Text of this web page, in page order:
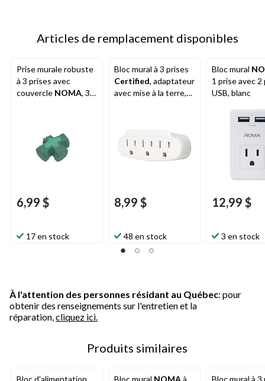
Articles de remplacement disponibles
Prise murale robuste
à 3 prises avec
couvercle NOMA, 3
6,99 $
17 en stock
Bloc mural à 3 prises
Certified, adaptateur
avec mise à la terre,
8,99 $
48 en stock
Bloc mural
1 prise avec
USB, blanc
12,99 $
3 en stock
À l'attention des personnes résidant au Québec: pour
obtenir des renseignements sur l'entretien et la
réparation, cliquez ici.
Produits similaires
Bloc d'alimentation
Bloc mural NOMAà
Bloc mural à 3